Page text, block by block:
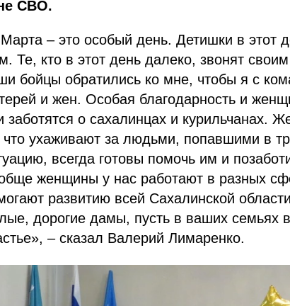
СВО.
– это особый день. Детишки в этот
Те, кто в этот день далеко, звонят
бойцы обратились ко мне, чтобы я с
и жен. Особая благодарность и
заботятся о сахалинцах и курильчанах.
что ухаживают за людьми, попавшими в
всегда готовы помочь им и
женщины у нас работают в разных
развитию всей Сахалинской
дорогие дамы, пусть в ваших семьях
– сказал Валерий Лимаренко.